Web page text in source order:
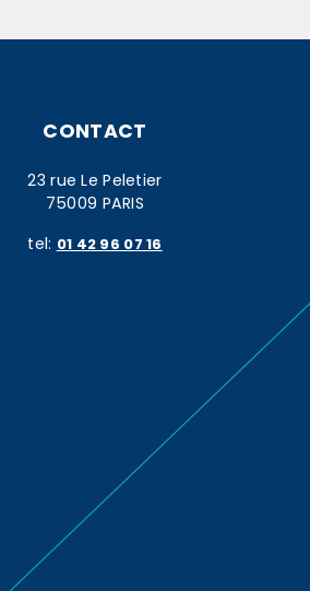
CONTACT
23 rue Le Peletier
75009 PARIS
tel: 01 42 96 07 16